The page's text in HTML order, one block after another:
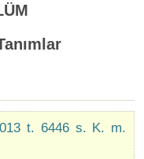
t. 6446 s. K. m.